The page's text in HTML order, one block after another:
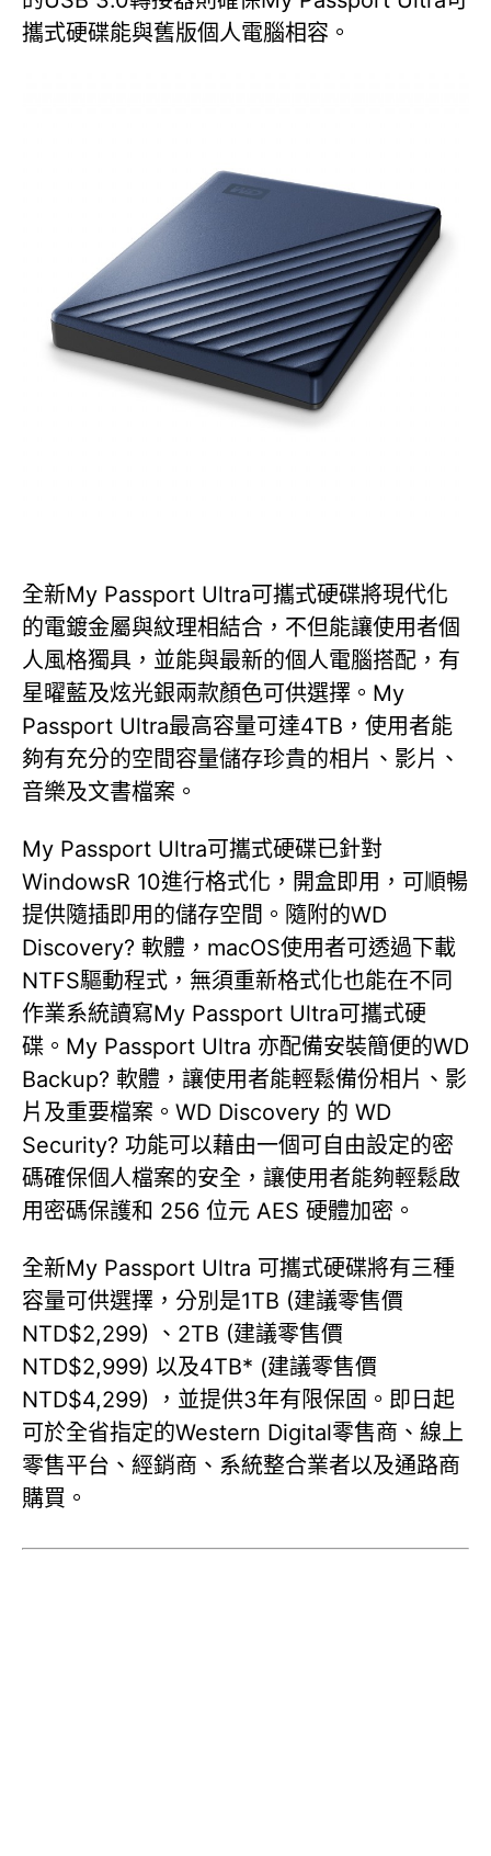
攜式硬碟能與舊版個人電腦相容。
全新My Passport Ultra可攜式硬碟將現代化
的電鍍金屬與紋理相結合，不但能讓使用者個
人風格獨具，並能與最新的個人電腦搭配，有
星曜藍及炫光銀兩款顏色可供選擇。My
Passport Ultra最高容量可達4TB，使用者能
夠有充分的空間容量儲存珍貴的相片、影片、
音樂及文書檔案。
My Passport Ultra可攜式硬碟已針對
WindowsR 10進行格式化，開盒即用，可順暢
提供隨插即用的儲存空間。隨附的WD
Discovery? 軟體，macOS使用者可透過下載
NTFS驅動程式，無須重新格式化也能在不同
作業系統讀寫My Passport Ultra可攜式硬
碟。My Passport Ultra 亦配備安裝簡便的WD
Backup? 軟體，讓使用者能輕鬆備份相片、影
片及重要檔案。WD Discovery 的 WD
Security? 功能可以藉由一個可自由設定的密
碼確保個人檔案的安全，讓使用者能夠輕鬆啟
用密碼保護和 256 位元 AES 硬體加密。
全新My Passport Ultra 可攜式硬碟將有三種
容量可供選擇，分別是1TB (建議零售價
NTD$2,299) 、2TB (建議零售價
NTD$2,999) 以及4TB* (建議零售價
NTD$4,299) ，並提供3年有限保固。即日起
可於全省指定的Western Digital零售商、線上
零售平台、經銷商、系統整合業者以及通路商
購買。